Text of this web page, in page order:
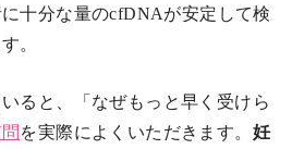
十分な量のcfDNAが安定して検
。
ると、「なぜもっと早く受けら
を実際によくいただきます。 妊